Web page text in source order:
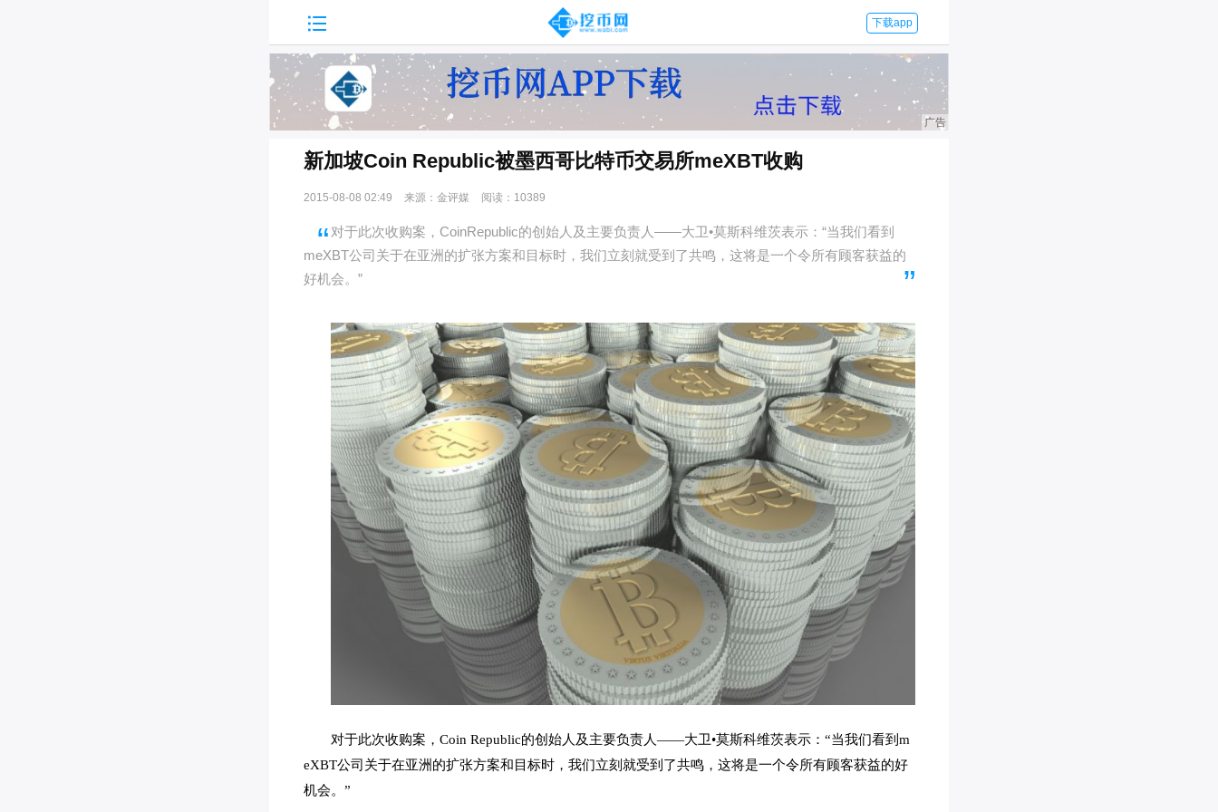
 下载app
新加坡Coin Republic被墨西哥比特币交易所meXBT收购
2015-08-08 02:49 来源：金评媒 阅读：10389
对于此次收购案，CoinRepublic的创始人及主要负责人——大卫•莫斯科维茨表示：“当我们看到
meXBT公司关于在亚洲的扩张方案和目标时，我们立刻就受到了共鸣，这将是一个令所有顾客获益的
好机会。”
对于此次收购案，Coin Republic的创始人及主要负责人——大卫•莫斯科维茨表示：“当我们看到m
eXBT公司关于在亚洲的扩张方案和目标时，我们立刻就受到了共鸣，这将是一个令所有顾客获益的好
机会。”